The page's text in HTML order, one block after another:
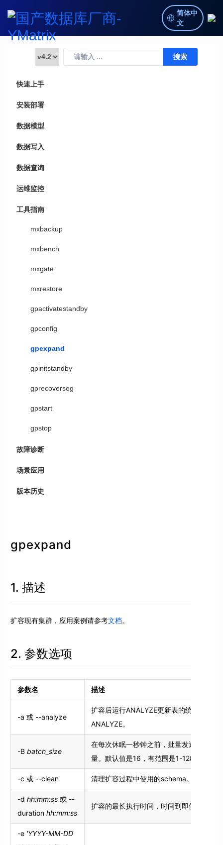
简体中
文
快速上手
安装部署
数据模型
数据写入
数据查询
运维监控
工具指南
mxbackup
mxbench
mxgate
mxrestore
gpactivatestandby
gpconfig
gpexpand
gpinitstandby
gprecoverseg
gpstart
gpstop
故障诊断
场景应用
版本历史
gpexpand
1. 描述
扩容现有集群，应用案例请参考文档。
2. 参数选项
参数名 描述
-a 或 --analyze
扩容后运行ANALYZE更新表的统计信息，
ANALYZE。
-B batch_size
在每次休眠一秒钟之前，批量发送到指定
量。默认值是16，有范围是1-128。
-c 或 --clean 清理扩容过程中使用的schema。
-d hh:mm:ss或 --
duration hh:mm:ss
扩容的最长执行时间，时间到即使未完成
-e 'YYYY-MM-DD